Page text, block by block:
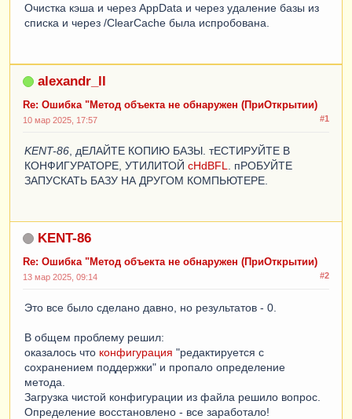
Очистка кэша и через AppData и через удаление базы из
списка и через /ClearCache была испробована.
alexandr_ll
Re: Ошибка "Метод объекта не обнаружен (ПриОткрытии)
#1
10 мар 2025, 17:57
KENT-86 , дЕЛАЙТЕ КОПИЮ БАЗЫ. тЕСТИРУЙТЕ В
КОНФИГУРАТОРЕ, УТИЛИТОЙ cHdBFL
. пРОБУЙТЕ
ЗАПУСКАТЬ БАЗУ НА ДРУГОМ КОМПЬЮТЕРЕ.
KENT-86
Re: Ошибка "Метод объекта не обнаружен (ПриОткрытии)
#2
13 мар 2025, 09:14
Это все было сделано давно, но результатов - 0.
В общем проблему решил:
оказалось что конфигурация "редактируется с
сохранением поддержки" и пропало определение
метода.
Загрузка чистой конфигурации из файла решило вопрос.
Определение восстановлено - все заработало!